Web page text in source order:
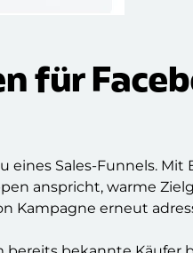
für
eines Sales-Funnels.
anspricht, warme
Kampagne erneut